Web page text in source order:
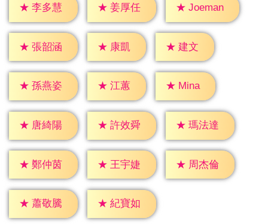
★ 李多慧 ★ 姜厚任 ★ Joeman
★ 張韶涵 ★ 康凱 ★ 建文
★ 孫燕姿 ★ 江蕙 ★ Mina
★ 唐綺陽 ★ 許效舜 ★ 瑪法達
★ 鄭仲茵 ★ 王宇婕 ★ 周杰倫
★ 蕭敬騰 ★ 紀寶如